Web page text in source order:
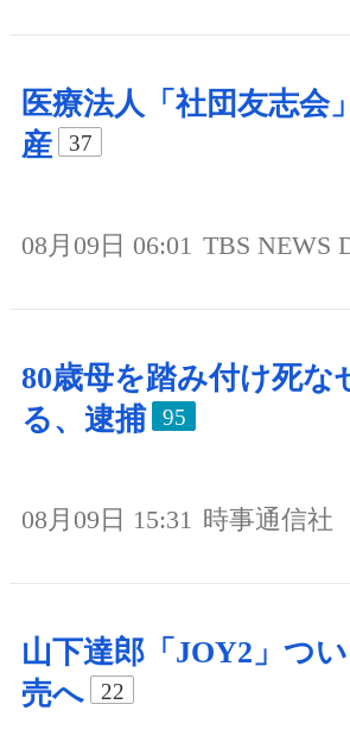
医療法人「社団友志会
産
37
08月09日 06:01 TBS NEWS
80歳母を踏み付け死な
る、逮捕
95
08月09日 15:31 時事通信社
山下達郎「JOY2」つ
売へ
22